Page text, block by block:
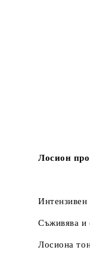
Лосион
Интензивен
Съживява и
Лосиона